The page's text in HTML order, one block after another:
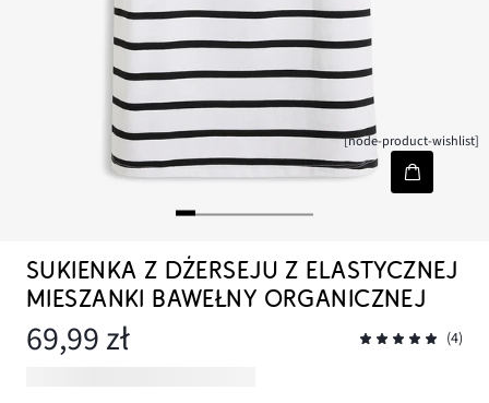
[node-product-wishlist]
SUKIENKA Z DŻERSEJU Z ELASTYCZNEJ
MIESZANKI BAWEŁNY ORGANICZNEJ
69,99 zł (4)